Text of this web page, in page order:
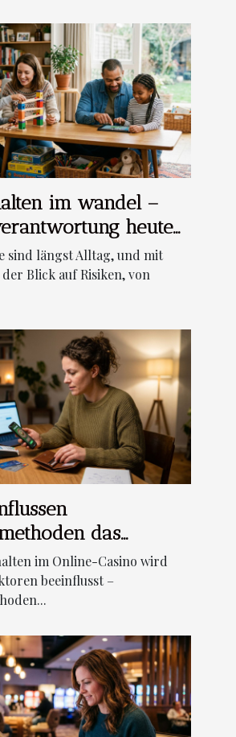
im wandel –
heute
sind längst Alltag, und mit
Blick auf Risiken, von
das
im online-
im Online-Casino wird
beeinflusst –